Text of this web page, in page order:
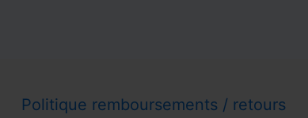
Politique remboursements / retours